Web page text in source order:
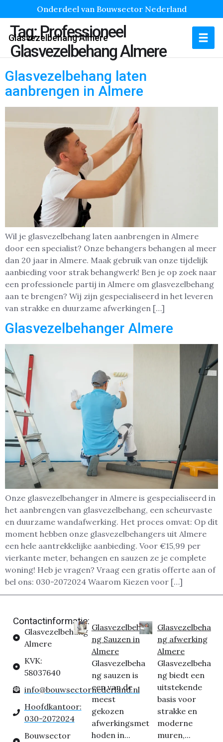
Onderdeel van Bouwsector Nederland
Glasvezelbehang Almere
Tag:Professioneel
Glasvezelbehang Almere
Glasvezelbehang laten
aanbrengen in Almere
Wil je glasvezelbehang laten aanbrengen in Almere
door een specialist? Onze behangers behangen al meer
dan 20 jaar in Almere. Maak gebruik van onze tijdelijk
aanbieding voor strak behangwerk! Ben je op zoek naar
een professionele partij in Almere om glasvezelbehang
aan te brengen? Wij zijn gespecialiseerd in het leveren
van strakke en duurzame afwerkingen […]
Glasvezelbehanger Almere
Onze glasvezelbehanger in Almere is gespecialiseerd in
het aanbrengen van glasvezelbehang, een scheurvaste
en duurzame wandafwerking. Het proces omvat: Op dit
moment hebben onze glasvezelbehangers uit Almere
een hele aantrekkelijke aanbieding. Voor €15,99 per
vierkante meter, behangen en sauzen ze je complete
woning! Heb je vragen? Vraag een gratis offerte aan of
bel ons: 030-2072024 Waarom Kiezen voor […]
Contactinformatie:
Glasvezelbehang
Almere
KVK:
58037640
info@bouwsectornederland.nl
Hoofdkantoor:
030-2072024
Bouwsector
Glasvezelbeha
ng Sauzen in
Almere
Glasvezelbeha
ng sauzen is
een van de
meest
gekozen
afwerkingsmet
hoden in...
Glasvezelbeha
ng afwerking
Almere
Glasvezelbeha
ng biedt een
uitstekende
basis voor
strakke en
moderne
muren,...